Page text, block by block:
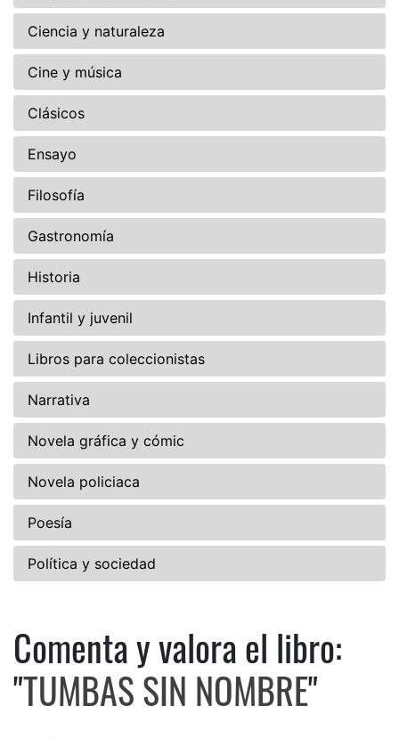
Ciencia y naturaleza
Cine y música
Clásicos
Ensayo
Filosofía
Gastronomía
Historia
Infantil y juvenil
Libros para coleccionistas
Narrativa
Novela gráfica y cómic
Novela policiaca
Poesía
Política y sociedad
Comenta y valora el libro:
Comenta y valora el libro:
"TUMBAS SIN NOMBRE"